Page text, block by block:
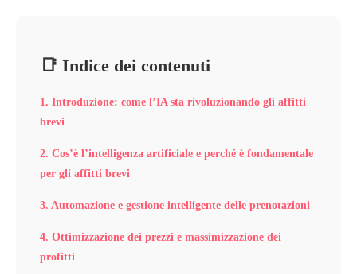
📑 Indice dei contenuti
1. Introduzione: come l’IA sta rivoluzionando gli affitti
brevi
2. Cos’è l’intelligenza artificiale e perché è fondamentale
per gli affitti brevi
3. Automazione e gestione intelligente delle prenotazioni
4. Ottimizzazione dei prezzi e massimizzazione dei
profitti